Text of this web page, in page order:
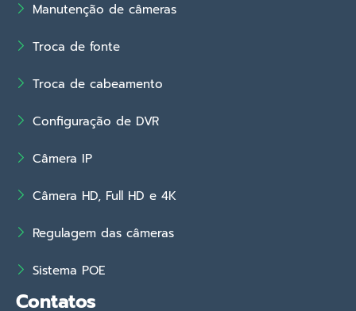
Manutenção de câmeras
Troca de fonte
Troca de cabeamento
Configuração de DVR
Câmera IP
Câmera HD, Full HD e 4K
Regulagem das câmeras
Sistema POE
Contatos